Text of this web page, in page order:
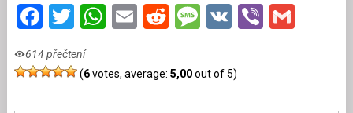
Facebook
Twitter
WhatsApp
EmailRedditMessage
VKViber
614 přečtení
(6votes, average: 5,00out of 5)